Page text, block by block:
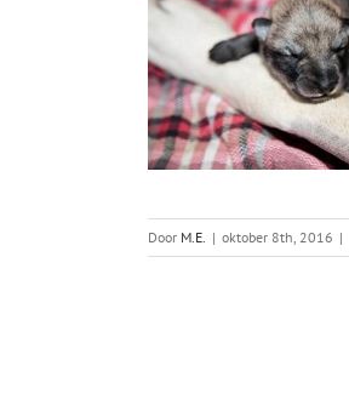
Door M.E. | oktober 8th, 2016 |